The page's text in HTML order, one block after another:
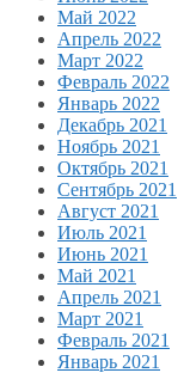
Май 2022
Апрель 2022
Март 2022
Февраль 2022
Январь 2022
Декабрь 2021
Ноябрь 2021
Октябрь 2021
Сентябрь 2021
Август 2021
Июль 2021
Июнь 2021
Май 2021
Апрель 2021
Март 2021
Февраль 2021
Январь 2021